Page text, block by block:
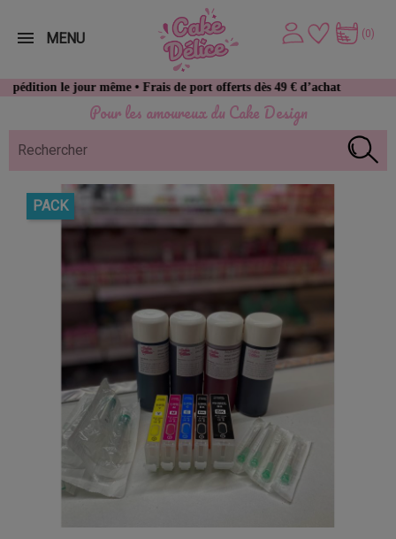
Pour les amoureux du Cake Design
même • Frais de port offerts dès 49 € d’achat
(0)
MENU
PACK